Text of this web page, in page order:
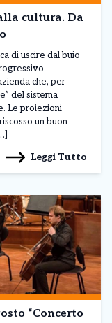
cultura. Da
di uscire dal buio
che, per
del sistema
Le proiezioni
un buon
Leggi Tutto
“Concerto